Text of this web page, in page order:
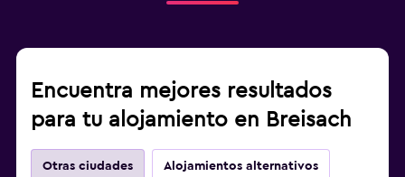
Encuentra mejores resultados
para tu alojamiento en Breisach
Otras ciudades Alojamientos alternativos